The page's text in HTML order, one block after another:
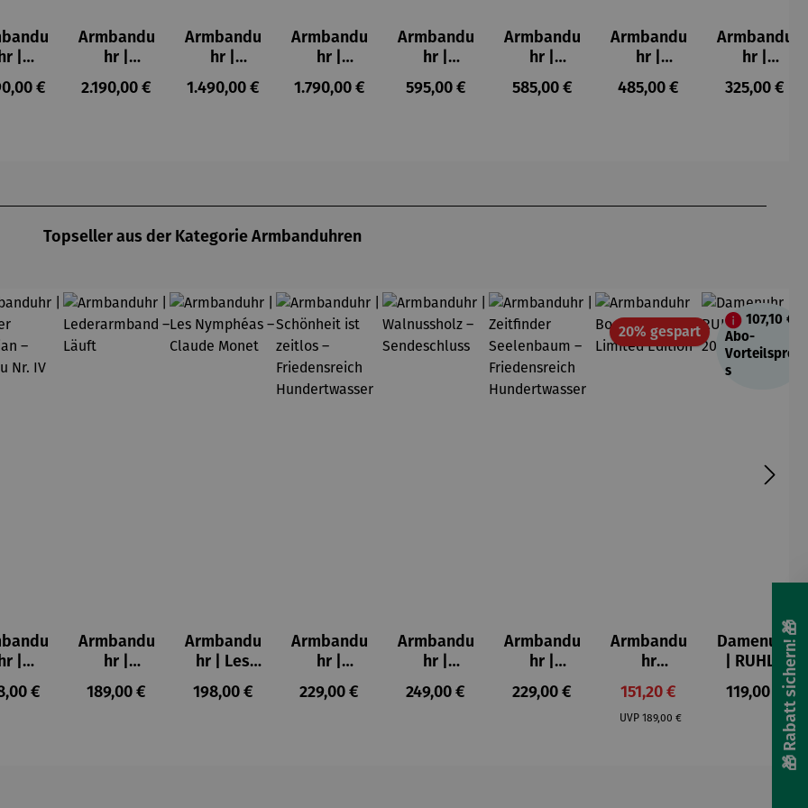
|
C.
Preis:
€
Armbandu
hr |
ASKANIA
Taifun
Regulärer Preis:
2.190,00 €
Armbandu
hr |
ASKANIA
Taifun mit
Regulärer Preis:
1.490,00 €
Armbandu
hr |
ASKANIA
Tegel
Regulärer Preis:
1.790,00 €
Armbandu
hr |
Atrium
Automatik
Regulärer Preis:
595,00 €
Armbandu
hr |
Atrium
Automatik
Regulärer Preis:
585,00 €
Armbandu
hr |
Automatik
– Flieger
Regulärer Preis:
485,00 €
Armbandu
hr |
Bauhaus
40
Regulärer
325,00 €
Topseller aus der Kategorie Armbanduhren
|
Preis:
€
Armbandu
hr |
Lederarm
band –
Regulärer Preis:
189,00 €
Armbandu
hr | Les
Nymphéas
– Claude
Regulärer Preis:
198,00 €
Armbandu
hr |
Schönheit
ist zeitlos
Regulärer Preis:
229,00 €
Armbandu
hr |
Walnussh
olz –
Regulärer Preis:
249,00 €
Armbandu
hr |
Zeitfinder
Seelenbau
Regulärer Preis:
229,00 €
20% gespartRabatt
Armbandu
hr
Bochum –
Limited
Edition
Verkaufspreis:
151,20 €
UVP Regulärer Preis:
189,00 €
107,10 €
Abo-
Vorteilsprei
s
Damenuhr
| RUHLA
Style
20417-8
Regulärer
119,00 €🎁 Rabatt sichern! 🎁